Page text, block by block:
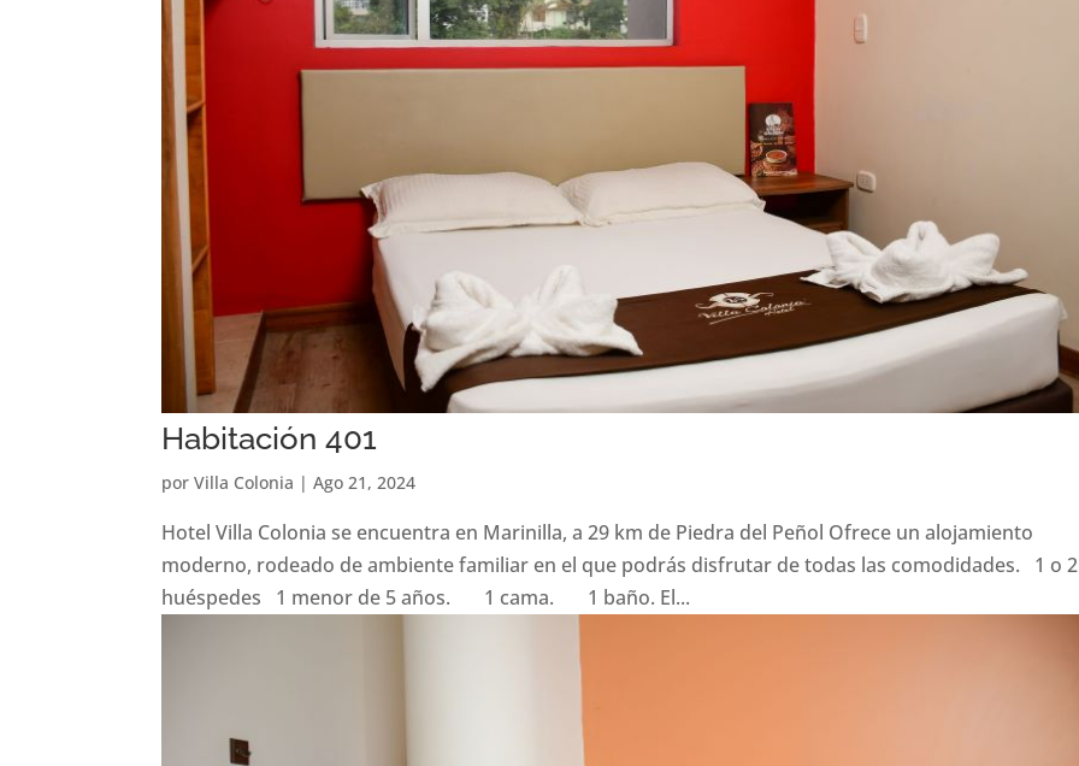
Habitación 401
porVilla Colonia |Ago 21, 2024
Hotel Villa Colonia se encuentra en Marinilla, a 29 km de Piedra del Peñol Ofrece un alojamiento
moderno, rodeado de ambiente familiar en el que podrás disfrutar de todas las comodidades. 1 o 2
huéspedes 1 menor de 5 años. 1 cama. 1 baño. El...